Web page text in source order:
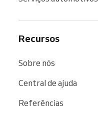
Recursos
Sobre nós
Central de ajuda
Referências